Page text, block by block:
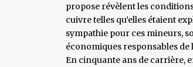
propose révèlent les
cuivre telles qu’elles étaient
sympathie pour ces mineurs,
économiques responsables de
En cinquante ans de carrière,